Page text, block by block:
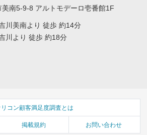
南5-9-8 アルトモデーロ壱番館1F
川美南より 徒歩 約14分
川より 徒歩 約18分
リコン顧客満足度調査とは
掲載規約 お問い合わせ